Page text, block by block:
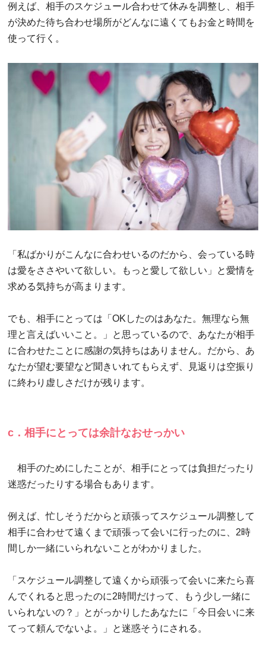
例えば、相手のスケジュール合わせて休みを調整し、相手
が決めた待ち合わせ場所がどんなに遠くてもお金と時間を
使って行く。
「私ばかりがこんなに合わせいるのだから、会っている時
は愛をささやいて欲しい。もっと愛して欲しい」と愛情を
求める気持ちが高まります。
でも、相手にとっては「OKしたのはあなた。無理なら無
理と言えばいいこと。」と思っているので、あなたが相手
に合わせたことに感謝の気持ちはありません。だから、あ
なたが望む要望など聞きいれてもらえず、見返りは空振り
に終わり虚しさだけが残ります。
c．相手にとっては余計なおせっかい
相手のためにしたことが、相手にとっては負担だったり
迷惑だったりする場合もあります。
例えば、忙しそうだからと頑張ってスケジュール調整して
相手に合わせて遠くまで頑張って会いに行ったのに、2時
間しか一緒にいられないことがわかりました。
「スケジュール調整して遠くから頑張って会いに来たら喜
んでくれると思ったのに2時間だけって、もう少し一緒に
いられないの？」とがっかりしたあなたに「今日会いに来
てって頼んでないよ。」と迷惑そうにされる。